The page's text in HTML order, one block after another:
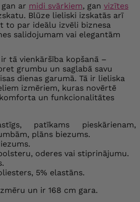
ar midi svārkiem, gan vizītes
Blūze lieliski izskatās arī
to par ideālu izvēli biznesa
salidojumam vai elegantām
tā vienkāršība kopšanā –
grumbu un saglabā savu
dienas garumā. Tā ir lieliska
izmēriem, kuras novērtē
un funkcionalitātes
patīkams pieskārienam,
plāns biezums.
oderes vai stiprinājumu.
5% elastāns.
un ir 168 cm gara.